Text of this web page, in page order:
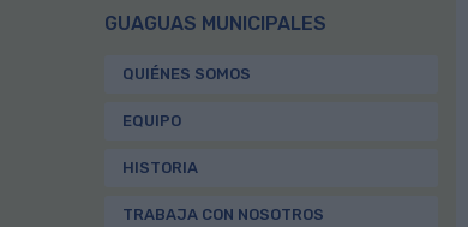
GUAGUAS MUNICIPALES
QUIÉNES SOMOS
EQUIPO
HISTORIA
TRABAJA CON NOSOTROS